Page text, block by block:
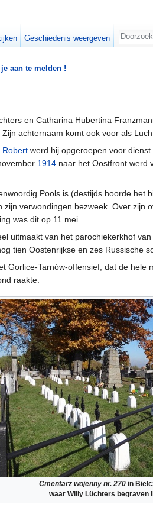
aan te melden !
en Catharina Hubertina
Zijn achternaam komt ook voor als
Robert werd hij opgeroepen voor dienst
1914 naar het Oostfront werd
Pools is (destijds hoorde het
verwondingen bezweek. Over zijn
was dit op 11 mei.
uitmaakt van het parochiekerkhof
tien Oostenrijkse en zes Russische
Gorlice-Tarnów-offensief, dat de hele
raakte.
Cmentarz wojenny nr. 270 in
waar Willy Lüchters begraven
Geschiedenis weergeven